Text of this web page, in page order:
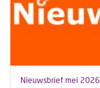
Nieuwsbrief mei 2026